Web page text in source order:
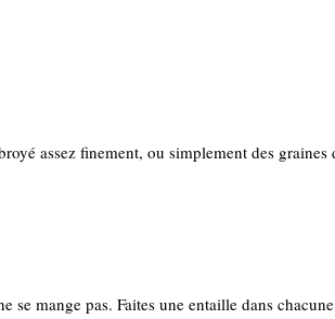
assez finement, ou simplement des
mange pas. Faites une entaille dans